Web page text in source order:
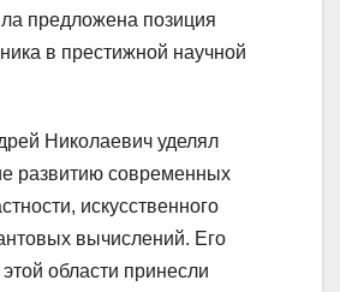
предложена позиция
в престижной научной
Николаевич уделял
развитию современных
искусственного
вычислений. Его
области принесли